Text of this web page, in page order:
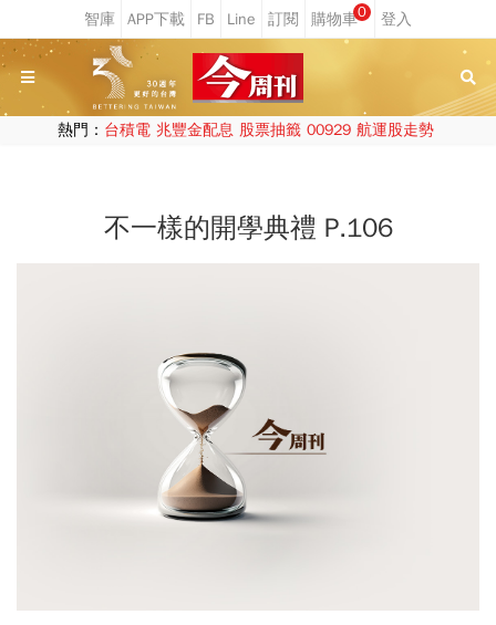
0
熱門： 台積電 兆豐金配息 股票抽籤 00929 航運股走勢
不一樣的開學典禮 P.106